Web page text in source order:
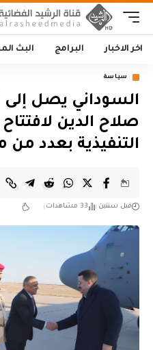
اخر الاخبار البرامج البث
سياسة
السوداني يصل إلى
صلاح الدين
التنفيذية بعدد
قبل سنتين 33 مشاهدات